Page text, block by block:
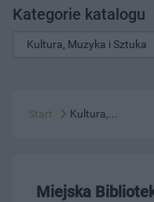
Kategorie katalogu
Start Kultura,...
Miejska